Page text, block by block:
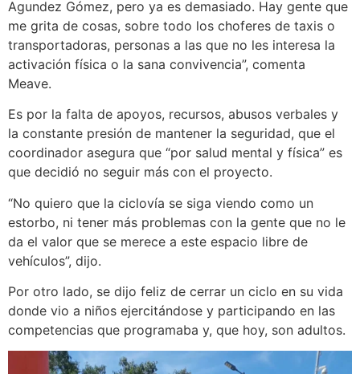
Agundez Gómez, pero ya es demasiado. Hay gente que
me grita de cosas, sobre todo los choferes de taxis o
transportadoras, personas a las que no les interesa la
activación física o la sana convivencia”, comenta
Meave.
Es por la falta de apoyos, recursos, abusos verbales y
la constante presión de mantener la seguridad, que el
coordinador asegura que “por salud mental y física” es
que decidió no seguir más con el proyecto.
“No quiero que la ciclovía se siga viendo como un
estorbo, ni tener más problemas con la gente que no le
da el valor que se merece a este espacio libre de
vehículos”, dijo.
Por otro lado, se dijo feliz de cerrar un ciclo en su vida
donde vio a niños ejercitándose y participando en las
competencias que programaba y, que hoy, son adultos.